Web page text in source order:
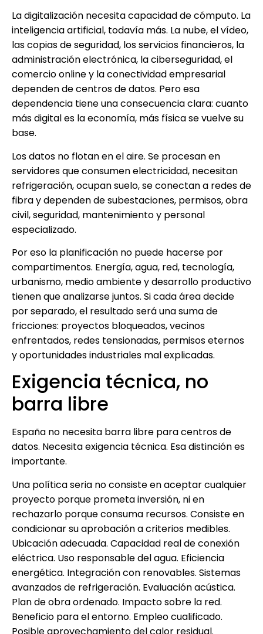
La digitalización necesita capacidad de cómputo. La
inteligencia artificial, todavía más. La nube, el vídeo,
las copias de seguridad, los servicios financieros, la
administración electrónica, la ciberseguridad, el
comercio online y la conectividad empresarial
dependen de centros de datos. Pero esa
dependencia tiene una consecuencia clara: cuanto
más digital es la economía, más física se vuelve su
base.
Los datos no flotan en el aire. Se procesan en
servidores que consumen electricidad, necesitan
refrigeración, ocupan suelo, se conectan a redes de
fibra y dependen de subestaciones, permisos, obra
civil, seguridad, mantenimiento y personal
especializado.
Por eso la planificación no puede hacerse por
compartimentos. Energía, agua, red, tecnología,
urbanismo, medio ambiente y desarrollo productivo
tienen que analizarse juntos. Si cada área decide
por separado, el resultado será una suma de
fricciones: proyectos bloqueados, vecinos
enfrentados, redes tensionadas, permisos eternos
y oportunidades industriales mal explicadas.
Exigencia técnica, no
barra libre
España no necesita barra libre para centros de
datos. Necesita exigencia técnica. Esa distinción es
importante.
Una política seria no consiste en aceptar cualquier
proyecto porque prometa inversión, ni en
rechazarlo porque consuma recursos. Consiste en
condicionar su aprobación a criterios medibles.
Ubicación adecuada. Capacidad real de conexión
eléctrica. Uso responsable del agua. Eficiencia
energética. Integración con renovables. Sistemas
avanzados de refrigeración. Evaluación acústica.
Plan de obra ordenado. Impacto sobre la red.
Beneficio para el entorno. Empleo cualificado.
Posible aprovechamiento del calor residual.